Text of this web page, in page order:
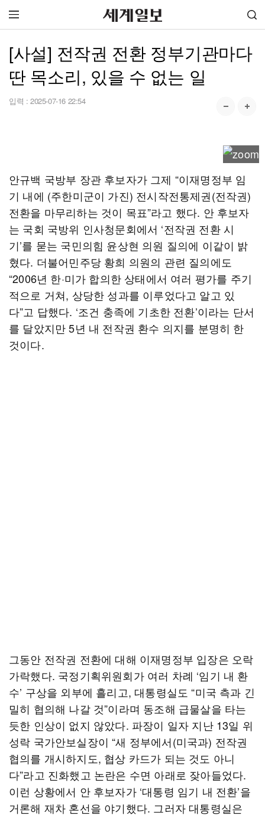
[사설] 전작권 전환 정부기관마다
딴 목소리, 있을 수 없는 일
입력 : 2025-07-16 22:54
안규백 국방부 장관 후보자가 그제 “이재명정부 임
기 내에 (주한미군이 가진) 전시작전통제권(전작권)
전환을 마무리하는 것이 목표”라고 했다. 안 후보자
는 국회 국방위 인사청문회에서 ‘전작권 전환 시
기’를 묻는 국민의힘 윤상현 의원 질의에 이같이 밝
혔다. 더불어민주당 황희 의원의 관련 질의에도
“2006년 한·미가 합의한 상태에서 여러 평가를 주기
적으로 거쳐, 상당한 성과를 이루었다고 알고 있
다”고 답했다. ‘조건 충족에 기초한 전환’이라는 단서
를 달았지만 5년 내 전작권 환수 의지를 분명히 한
것이다.
그동안 전작권 전환에 대해 이재명정부 입장은 오락
가락했다. 국정기획위원회가 여러 차례 ‘임기 내 환
수’ 구상을 외부에 흘리고, 대통령실도 “미국 측과 긴
밀히 협의해 나갈 것”이라며 동조해 급물살을 타는
듯한 인상이 없지 않았다. 파장이 일자 지난 13일 위
성락 국가안보실장이 “새 정부에서(미국과) 전작권
협의를 개시하지도, 협상 카드가 되는 것도 아니
다”라고 진화했고 논란은 수면 아래로 잦아들었다.
이런 상황에서 안 후보자가 ‘대통령 임기 내 전환’을
거론해 재차 혼선을 야기했다. 그러자 대통령실은